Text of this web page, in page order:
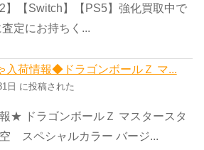
】【Switch】【PS5】強化買取中で
定にお持ちく...
入荷情報◆ドラゴンボールＺ マ...
日 に投稿された
★ ドラゴンボールＺ マスタースタ
スペシャルカラー バージ...